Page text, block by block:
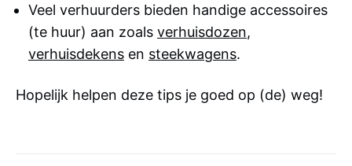
Veel verhuurders bieden handige accessoires
(te huur) aan zoals verhuisdozen,
verhuisdekens en steekwagens.
Hopelijk helpen deze tips je goed op (de) weg!